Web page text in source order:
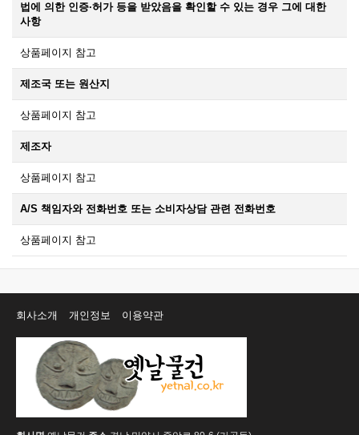
법에 의한 인증·허가 등을 받았음을 확인할 수 있는 경우 그에 대한
사항
상품페이지 참고
제조국 또는 원산지
상품페이지 참고
제조자
상품페이지 참고
A/S 책임자와 전화번호 또는 소비자상담 관련 전화번호
상품페이지 참고
회사소개 개인정보 이용약관